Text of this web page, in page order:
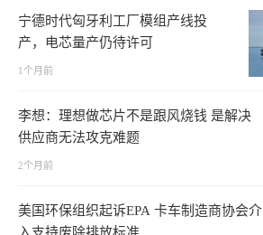
宁德时代匈牙利工厂模组产线投
产，电芯量产仍待许可
1个月前
李想：理想做芯片不是跟风烧钱 是解决
供应商无法攻克难题
2个月前
美国环保组织起诉EPA 卡车制造商协会介